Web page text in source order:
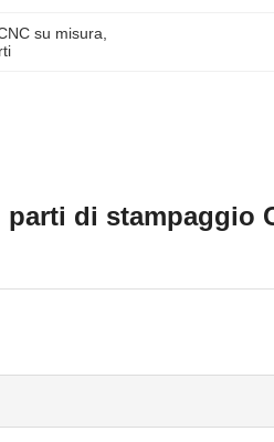
su misura
di stampaggio